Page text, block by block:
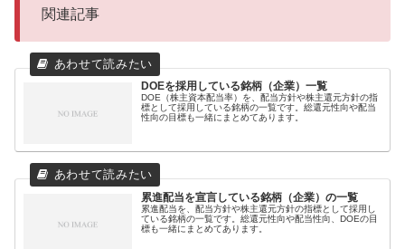
関連記事
DOEを採用している銘柄（企業）一覧
DOE（株主資本配当率）を、配当方針や株主還元方針の指
標として採用している銘柄の一覧です。総還元性向や配当
性向の目標も一緒にまとめてあります。
累進配当を宣言している銘柄（企業）の一覧
累進配当を、配当方針や株主還元方針の指標として採用し
ている銘柄の一覧です。総還元性向や配当性向、DOEの目
標も一緒にまとめてあります。